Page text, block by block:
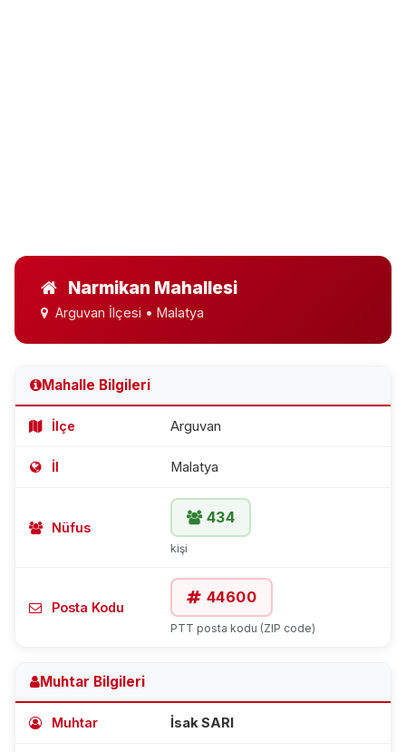
Narmikan Mahallesi
Arguvan İlçesi • Malatya
Mahalle Bilgileri
İlçe Arguvan
İl Malatya
Nüfus
434
kişi
Posta Kodu
44600
PTT posta kodu (ZIP code)
Muhtar Bilgileri
Muhtar İsak SARI